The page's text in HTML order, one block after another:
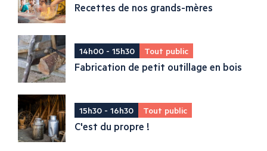
Recettes de nos grands-mères
14h00 - 15h30 Tout public
Fabrication de petit outillage en bois
15h30 - 16h30 Tout public
C'est du propre !